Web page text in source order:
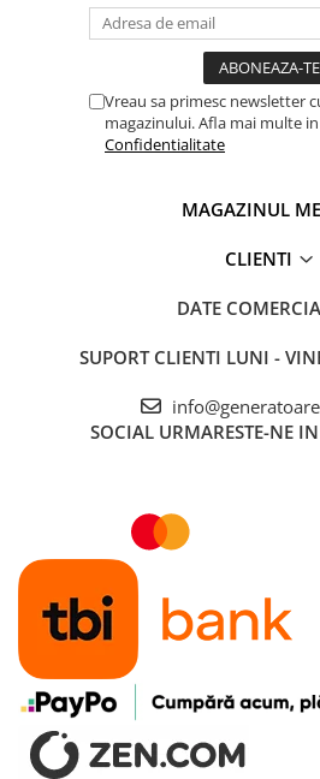
Clampmetre
Tahometre
Accesorii instrumente de masura
Osciloscoape
Vreau sa primesc newsletter
magazinului. Afla mai multe in
Confidentialitate
MAGAZINUL
CLIENTI
DATE
SUPORT CLIENTI LUNI -
SOCIAL URMARESTE-NE